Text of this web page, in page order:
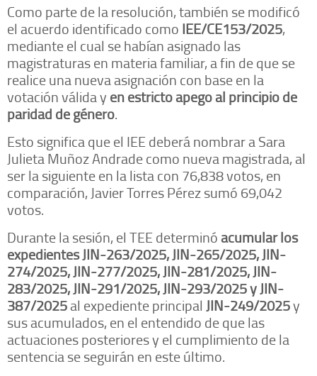
Como parte de la resolución, también se modificó
el acuerdo identificado como IEE/CE153/2025,
mediante el cual se habían asignado las
magistraturas en materia familiar, a fin de que se
realice una nueva asignación con base en la
votación válida y en estricto apego al principio de
paridad de género.
Esto significa que el IEE deberá nombrar a Sara
Julieta Muñoz Andrade como nueva magistrada, al
ser la siguiente en la lista con 76,838 votos, en
comparación, Javier Torres Pérez sumó 69,042
votos.
Durante la sesión, el TEE determinóacumular los
expedientes JIN-263/2025, JIN-265/2025, JIN-
274/2025, JIN-277/2025, JIN-281/2025, JIN-
283/2025, JIN-291/2025, JIN-293/2025 y JIN-
387/2025al expediente principal JIN-249/2025y
sus acumulados, en el entendido de que las
actuaciones posteriores y el cumplimiento de la
sentencia se seguirán en este último.